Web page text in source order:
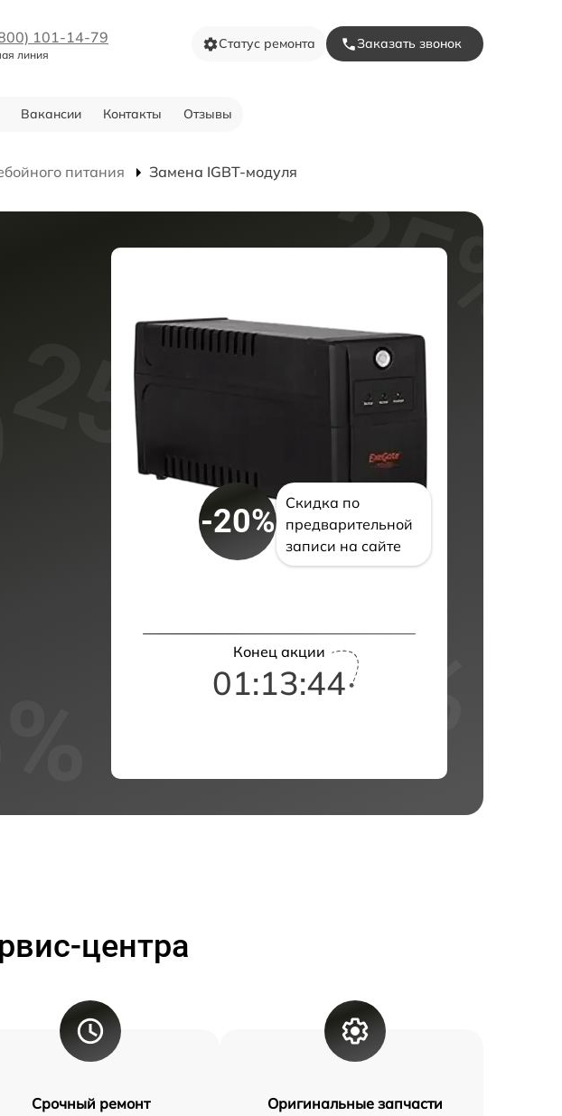
101-14-79
линия
Статус ремонта Заказать звонок
Вакансии Контакты Отзывы
питания Замена IGBT-модуля
-20%
Скидка по
предварительной
записи на сайте
Конец акции
01:13:43
центра
Срочный ремонт Оригинальные запчасти